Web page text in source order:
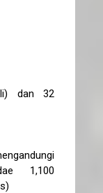
dan 32
1,100